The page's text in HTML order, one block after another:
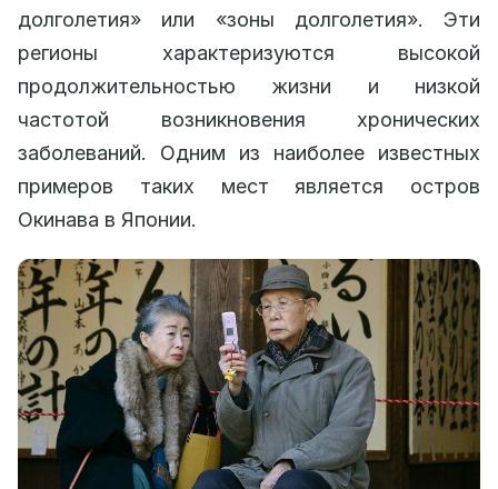
долголетия» или «зоны долголетия». Эти
регионы характеризуются высокой
продолжительностью жизни и низкой
частотой возникновения хронических
заболеваний. Одним из наиболее известных
примеров таких мест является остров
Окинава в Японии.